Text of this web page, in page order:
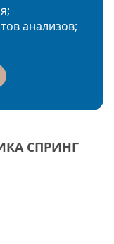
анализов;
СПРИНГ